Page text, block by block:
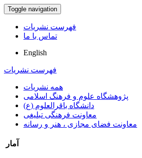
Toggle navigation
فهرست نشریات
تماس با ما
English
فهرست نشریات
همه نشریات
پژوهشگاه علوم و فرهنگ اسلامی
دانشگاه باقرالعلوم (ع)
معاونت فرهنگی تبلیغی
معاونت فضای مجازی ، هنر و رسانه
آمار